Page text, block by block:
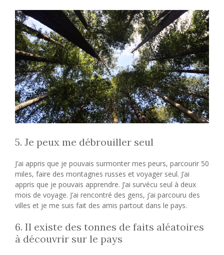
5. Je peux me débrouiller seul
J’ai appris que je pouvais surmonter mes peurs, parcourir 50
miles, faire des montagnes russes et voyager seul. J’ai
appris que je pouvais apprendre. J’ai survécu seul à deux
mois de voyage. J’ai rencontré des gens, j’ai parcouru des
villes et je me suis fait des amis partout dans le pays.
6. Il existe des tonnes de faits aléatoires
à découvrir sur le pays